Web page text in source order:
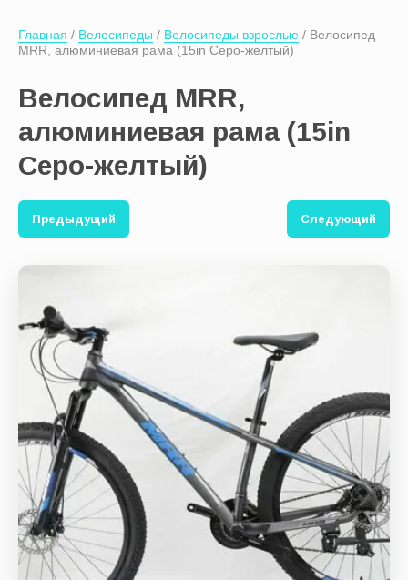
Текст:
Выберите категорию:
Производитель:
Спецпредложение:
Результатов на странице:
Показать
Главная / Велосипеды / Велосипеды взрослые / Велосипед
MRR, алюминиевая рама (15in Серо-желтый)
Велосипед MRR,
алюминиевая рама (15in
Серо-желтый)
Предыдущий Следующий